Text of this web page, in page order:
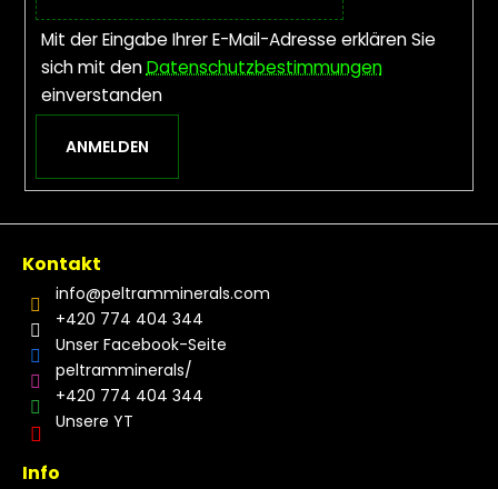
Mit der Eingabe Ihrer E-Mail-Adresse erklären Sie
sich mit denDatenschutzbestimmungen
einverstanden
ANMELDEN
Kontakt
info@peltramminerals.com
+420 774 404 344
Unser Facebook-Seite
peltramminerals/
+420 774 404 344
Unsere YT
Info